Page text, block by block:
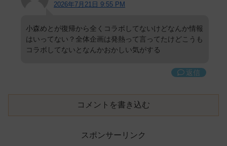
2026年7月21日 9:55 PM
小森めとが復帰から全くコラボしてないけどなんか情報
はいってない？全体企画は発熱って言ってたけどこうも
コラボしてないとなんかおかしい気がする
返信
コメントを書き込む
スポンサーリンク